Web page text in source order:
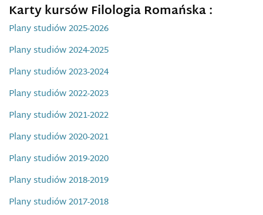
Karty kursów Filologia Romańska :
Plany studiów 2025-2026
Plany studiów 2024-2025
Plany studiów 2023-2024
Plany studiów 2022-2023
Plany studiów 2021-2022
Plany studiów 2020-2021
Plany studiów 2019-2020
Plany studiów 2018-2019
Plany studiów 2017-2018